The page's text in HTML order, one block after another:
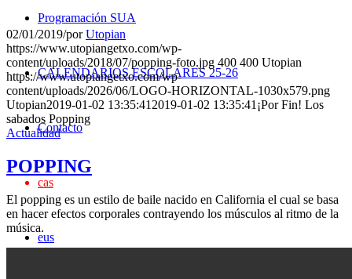
Programación SUA
CALENDARIOS ESCOLARES 25-26
Contacto
cas
eus
02/01/2019/porUtopian
https://www.utopiangetxo.com/wp-
content/uploads/2018/07/popping-foto.jpg 400 400 Utopian
https://www.utopiangetxo.com/wp-
content/uploads/2026/06/LOGO-HORIZONTAL-1030x579.png
Utopian2019-01-02 13:35:41 2019-01-02 13:35:41 ¡Por Fin! Los
sabados Popping
Actualidad
POPPING
El popping es un estilo de baile nacido en California el cual se basa
en hacer efectos corporales contrayendo los músculos al ritmo de la
música.